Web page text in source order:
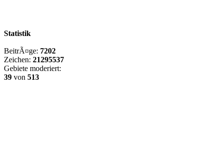
Statistik
BeitrÃ¤ge: 7202
Zeichen: 21295537
Gebiete moderiert:
39 von 513